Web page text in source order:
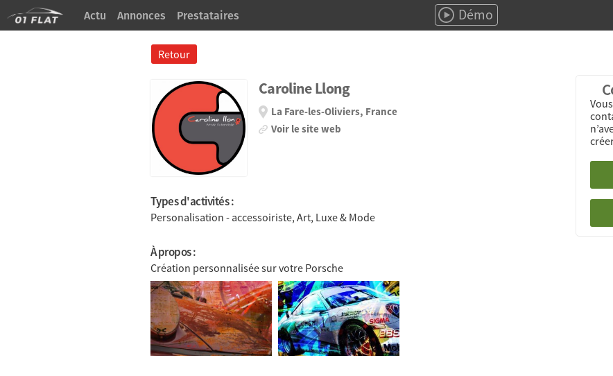
Actu Annonces Prestataires Démo
Retour
Caroline Llong
La Fare-les-Oliviers, France
Voir le site web
Types d'activités :
Personalisation - accessoiriste, Art, Luxe & Mode
À propos :
Création personnalisée sur votre Porsche